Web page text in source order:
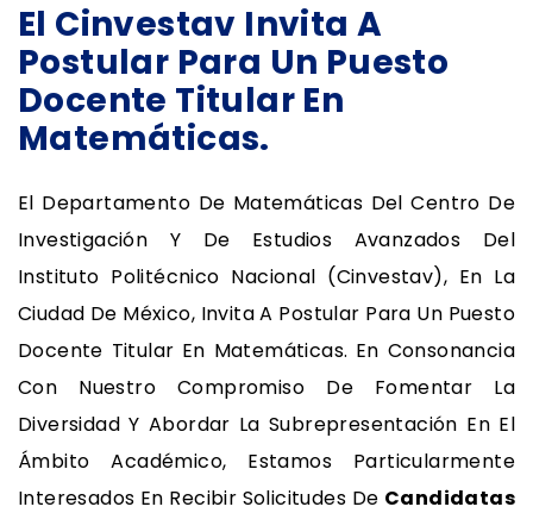
El Cinvestav Invita A
Postular Para Un Puesto
Docente Titular En
Matemáticas.
El Departamento De Matemáticas Del Centro De
Investigación Y De Estudios Avanzados Del
Instituto Politécnico Nacional (Cinvestav), En La
Ciudad De México, Invita A Postular Para Un Puesto
Docente Titular En Matemáticas. En Consonancia
Con Nuestro Compromiso De Fomentar La
Diversidad Y Abordar La Subrepresentación En El
Ámbito Académico, Estamos Particularmente
Interesados ​​en Recibir Solicitudes De Candidatas